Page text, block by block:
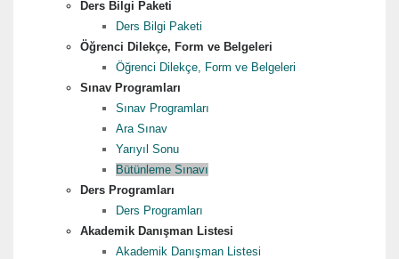
Ders Bilgi Paketi
Ders Bilgi Paketi
Öğrenci Dilekçe, Form ve Belgeleri
Öğrenci Dilekçe, Form ve Belgeleri
Sınav Programları
Sınav Programları
Ara Sınav
Yarıyıl Sonu
Bütünleme Sınavı
Ders Programları
Ders Programları
Akademik Danışman Listesi
Akademik Danışman Listesi